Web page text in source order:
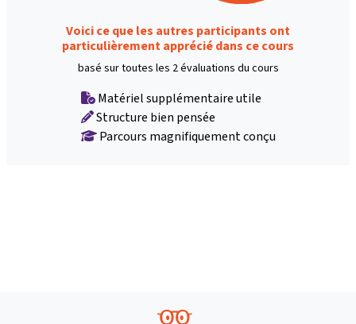
Voici ce que les autres participants ont
particulièrement apprécié dans ce cours
basé sur toutes les 2 évaluations du cours
Matériel supplémentaire utile
Structure bien pensée
Parcours magnifiquement conçu